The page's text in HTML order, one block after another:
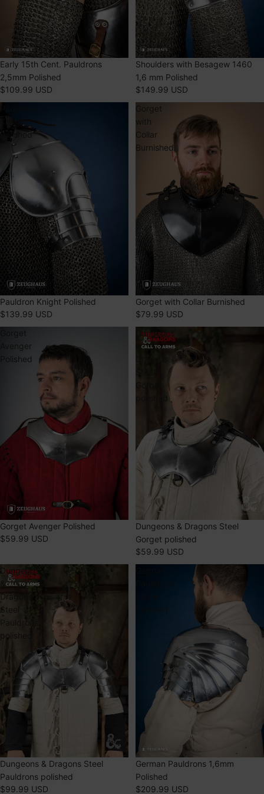
ÉPUISÉ
Early 15th Cent. Pauldrons
2,5mm Polished
$109.99 USD
ÉPUISÉ
Shoulders with Besagew 1460
1,6 mm Polished
$149.99 USD
Polished
ÉPUISÉ
Pauldron Knight Polished
$139.99 USD
Gorget
with
Collar
Burnished
ÉPUISÉ
Gorget with Collar Burnished
$79.99 USD
Avenger
Polished
ÉPUISÉ
Gorget Avenger Polished
$59.99 USD
Dungeons
ÉPUISÉ
Dungeons & Dragons Steel
Gorget polished
$59.99 USD
Dungeons
Dragons
Steel
Pauldrons
polished
ÉPUISÉ
Dungeons & Dragons Steel
Pauldrons polished
$99.99 USD
ÉPUISÉ
German Pauldrons 1,6mm
Polished
$209.99 USD